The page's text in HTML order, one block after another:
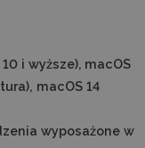
i wyższe), macOS
macOS 14
wyposażone w